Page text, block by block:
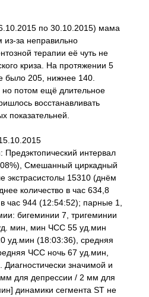
по 30.10.2015) мама
за неправильно
терапии её чуть не
криза. На протяжении 5
было 205, нижнее 140.
но потом ещё длительное
восстанавливать
показательней.
интервал
Смешанный циркадный
экстрасистолы 15310 (днём
количество в час 634,8
час 944 (12:54:52); парные 1,
бигеминии 7, тригеминии
мин, мин ЧСС 55 уд.мин
уд.мин (18:03:36), средняя
ЧСС ночь 67 уд.мин,
значимой и
для депрессии / 2 мм для
динамики сегмента ST не